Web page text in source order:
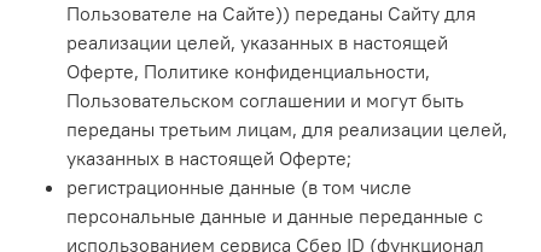
Пользователе на Сайте)) переданы Сайту для
реализации целей, указанных в настоящей
Оферте, Политике конфиденциальности,
Пользовательском соглашении и могут быть
переданы третьим лицам, для реализации целей,
указанных в настоящей Оферте;
регистрационные данные (в том числе
персональные данные и данные переданные с
использованием сервиса Сбер ID (функционал